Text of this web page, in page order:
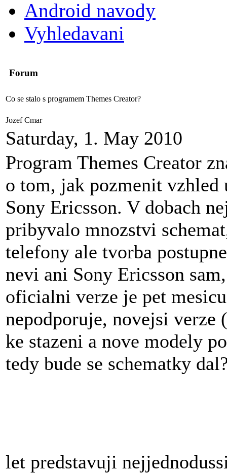
Android navody
Vyhledavani
Forum
Co se stalo s programem Themes Creator?
Jozef Cmar
Saturday, 1. May 2010
Program Themes Creator
o tom, jak pozmenit vzhled
Sony Ericsson. V dobach
pribyvalo mnozstvi
telefony ale tvorba
nevi ani Sony Ericsson
oficialni verze je pet
nepodporuje, novejsi verze
ke stazeni a nove modely
tedy bude se schematky
let predstavuji